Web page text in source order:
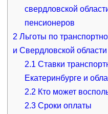
свердловской
пенсионеров
2 Льготы по
и Свердловской области
2.1 Ставки
Екатеринбурге и
2.2 Кто может
2.3 Сроки оплаты